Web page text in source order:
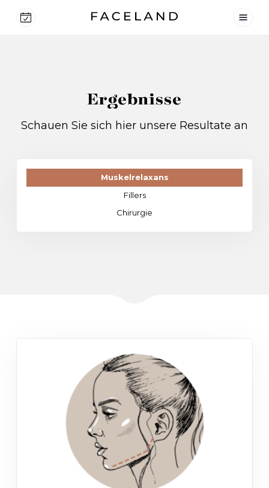
Ergebnisse
Schauen Sie sich hier unsere Resultate an
Muskelrelaxans
Fillers
Chirurgie